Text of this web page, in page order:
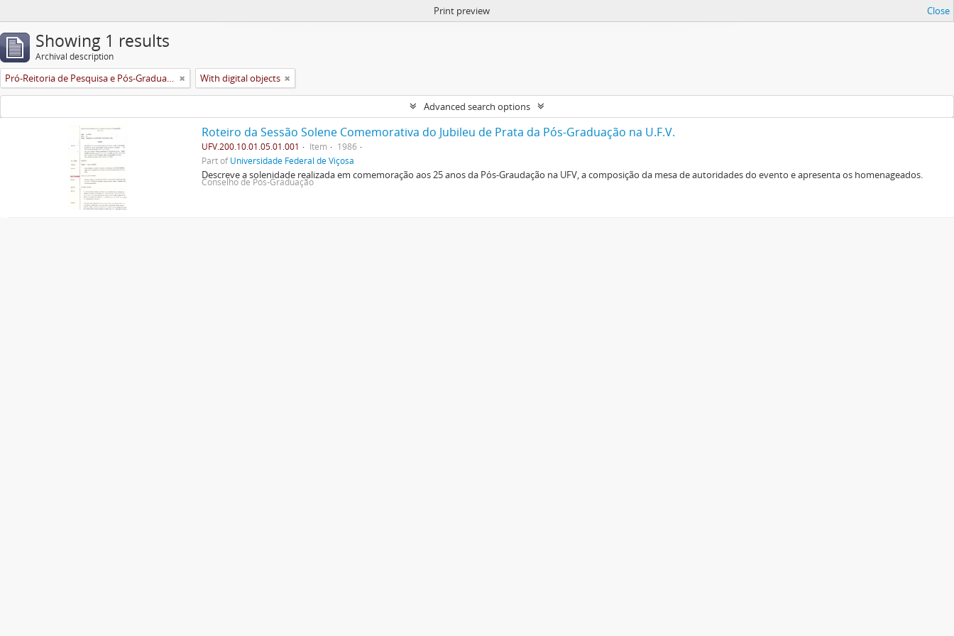
Print preview Close
Showing 1 results
Archival description
Pró-Reitoria de Pesquisa e Pós-Graduação With digital objects
Advanced search options
Roteiro da Sessão Solene Comemorativa do Jubileu de Prata da Pós-Graduação na U.F.V.
UFV.200.10.01.05.01.001 Item
1986
Part ofUniversidade Federal de Viçosa
Descreve a solenidade realizada em comemoração aos 25 anos da Pós-Graudação na UFV, a composição da mesa de autoridades do evento e apresenta os homenageados.
Conselho de Pós-Graduação